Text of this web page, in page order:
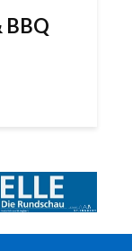
BBQ